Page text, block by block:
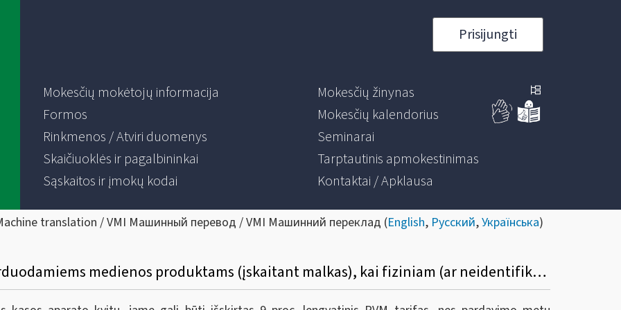
Prisijungti
Mokesčių mokėtojų informacija
Formos
Rinkmenos / Atviri duomenys
Skaičiuoklės ir pagalbininkai
Sąskaitos ir įmokų kodai
Mokesčių žinynas
Mokesčių kalendorius
Seminarai
Tarptautinis apmokestinimas
Kontaktai / Apklausa
translation / VMI Машинный перевод / VMI Машинний переклад (English, Русский,Українська)
7. Kaip teisingai taikyti PVM tarifą parduodamiems medienos produktams (įskaitant malkas), kai fiziniam (ar neidentifikuotam) asmeniui kasos aparato kvite išskiriamas 9 proc. PVM tarifas, o po to pirkėjas paprašo išrašyti PVM sąskaitą faktūrą?